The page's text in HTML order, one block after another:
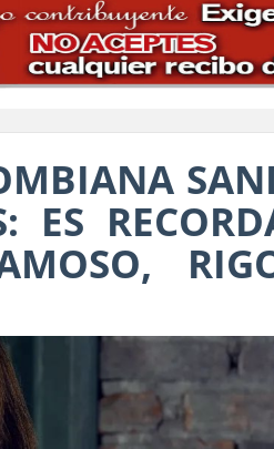
ES